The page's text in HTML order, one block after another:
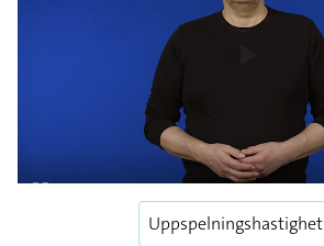
Uppspelningshastighet